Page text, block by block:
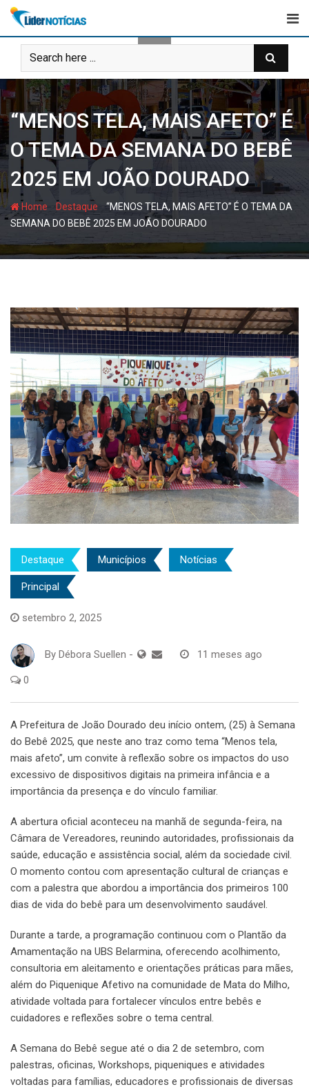
Skip
content
“MENOS TELA, MAIS AFETO” É
O TEMA DA SEMANA DO BEBÊ
2025 EM JOÃO DOURADO
Home - Destaque -“MENOS TELA, MAIS AFETO” É O TEMA DA
SEMANA DO BEBÊ 2025 EM JOÃO DOURADO
Destaque Municípios Notícias
Principal
setembro 2, 2025
By Débora Suellen - 11 meses ago
0
A Prefeitura de João Dourado deu início ontem, (25) à Semana
do Bebê 2025, que neste ano traz como tema “Menos tela,
mais afeto”, um convite à reflexão sobre os impactos do uso
excessivo de dispositivos digitais na primeira infância e a
importância da presença e do vínculo familiar.
A abertura oficial aconteceu na manhã de segunda-feira, na
Câmara de Vereadores, reunindo autoridades, profissionais da
saúde, educação e assistência social, além da sociedade civil.
O momento contou com apresentação cultural de crianças e
com a palestra que abordou a importância dos primeiros 100
dias de vida do bebê para um desenvolvimento saudável.
Durante a tarde, a programação continuou com o Plantão da
Amamentação na UBS Belarmina, oferecendo acolhimento,
consultoria em aleitamento e orientações práticas para mães,
além do Piquenique Afetivo na comunidade de Mata do Milho,
atividade voltada para fortalecer vínculos entre bebês e
cuidadores e reflexões sobre o tema central.
A Semana do Bebê segue até o dia 2 de setembro, com
palestras, oficinas, Workshops, piqueniques e atividades
voltadas para famílias, educadores e profissionais de diversas